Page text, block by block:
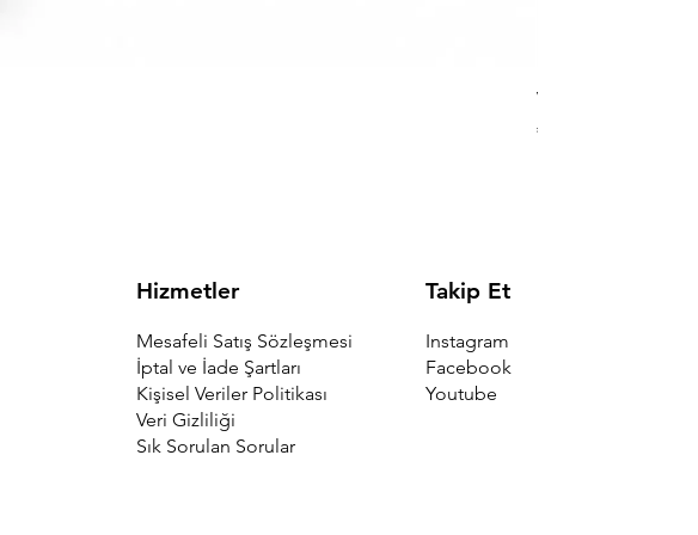
Viking Triangle
Fiyat
₺3.400,00
Hizmetler
Mesafeli Satış Sözleşmesi
İptal ve İade Şartları
Kişisel Veriler Politikası
Veri Gizliliği
Sık Sorulan Sorular
Takip Et
Instagram
Facebook
Youtube